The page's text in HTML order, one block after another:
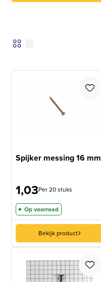
Spijker messing 16 mm
1,03Per 20 stuks
Op voorraad
Bekijk product